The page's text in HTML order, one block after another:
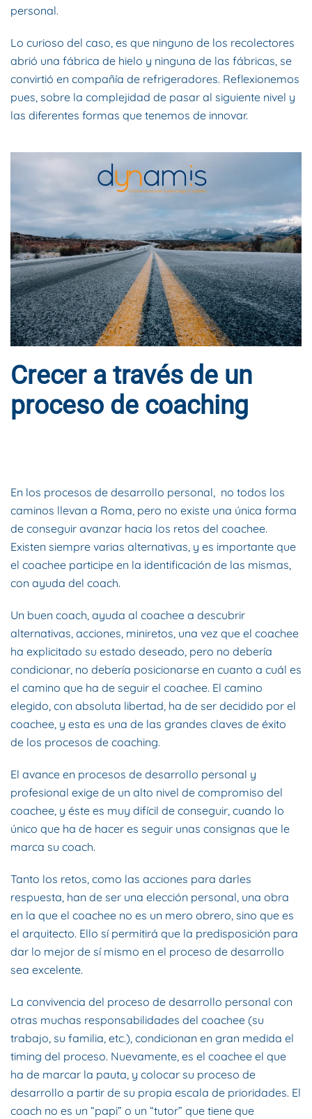
personal.
Lo curioso del caso, es que ninguno de los recolectores
abrió una fábrica de hielo y ninguna de las fábricas, se
convirtió en compañía de refrigeradores. Reflexionemos
pues, sobre la complejidad de pasar al siguiente nivel y
las diferentes formas que tenemos de innovar.
Crecer a través de un
proceso de coaching
En los procesos de desarrollo personal, no todos los
caminos llevan a Roma, pero no existe una única forma
de conseguir avanzar hacia los retos del coachee.
Existen siempre varias alternativas, y es importante que
el coachee participe en la identificación de las mismas,
con ayuda del coach.
Un buen coach, ayuda al coachee a descubrir
alternativas, acciones, miniretos, una vez que el coachee
ha explicitado su estado deseado, pero no debería
condicionar, no debería posicionarse en cuanto a cuál es
el camino que ha de seguir el coachee. El camino
elegido, con absoluta libertad, ha de ser decidido por el
coachee, y esta es una de las grandes claves de éxito
de los procesos de coaching.
El avance en procesos de desarrollo personal y
profesional exige de un alto nivel de compromiso del
coachee, y éste es muy difícil de conseguir, cuando lo
único que ha de hacer es seguir unas consignas que le
marca su coach.
Tanto los retos, como las acciones para darles
respuesta, han de ser una elección personal, una obra
en la que el coachee no es un mero obrero, sino que es
el arquitecto. Ello sí permitirá que la predisposición para
dar lo mejor de sí mismo en el proceso de desarrollo
sea excelente.
La convivencia del proceso de desarrollo personal con
otras muchas responsabilidades del coachee (su
trabajo, su familia, etc.), condicionan en gran medida el
timing del proceso. Nuevamente, es el coachee el que
ha de marcar la pauta, y colocar su proceso de
desarrollo a partir de su propia escala de prioridades. El
coach no es un “papi” o un “tutor” que tiene que